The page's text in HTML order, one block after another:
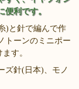
利です。
)と針で編んで作
トーンのミニポー
す。
ズ針(日本)、モノ